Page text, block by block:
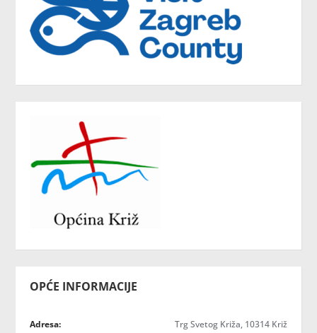
OPĆE INFORMACIJE
Adresa: Trg Svetog Križa, 10314 Križ